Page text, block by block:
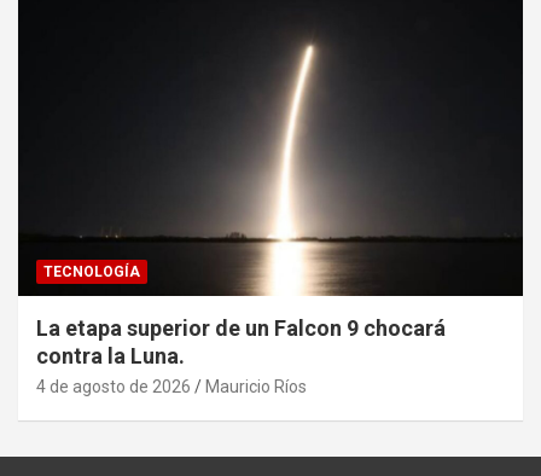
TECNOLOGÍA
La etapa superior de un Falcon 9 chocará
contra la Luna.
4 de agosto de 2026 Mauricio Ríos